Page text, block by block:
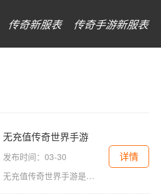
传奇新服表 传奇手游新服表
无充值传奇世界手游
发布时间：03-30
无充值传奇世界手游是一款深受玩家喜爱的手机游戏。作为一款免费游戏，它不仅提供了精彩刺激的游戏玩法，还为玩家提供了公平公正的游戏环境，让所有玩家都能享受到最真实的游
详情